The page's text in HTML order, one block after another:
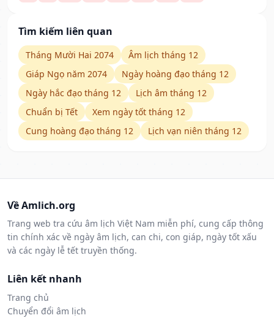
Tìm kiếm liên quan
Tháng Mười Hai 2074
Âm lịch tháng 12
Giáp Ngọ năm 2074
Ngày hoàng đạo tháng 12
Ngày hắc đạo tháng 12
Lịch âm tháng 12
Chuẩn bị Tết
Xem ngày tốt tháng 12
Cung hoàng đạo tháng 12
Lịch vạn niên tháng 12
Về Amlich.org
Trang web tra cứu âm lịch Việt Nam miễn phí, cung cấp thông
tin chính xác về ngày âm lịch, can chi, con giáp, ngày tốt xấu
và các ngày lễ tết truyền thống.
Liên kết nhanh
Trang chủ
Chuyển đổi âm lịch